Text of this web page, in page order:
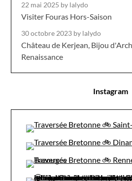
22 mai 2025 by lalydo
Visiter Fouras Hors-Saison
30 octobre 2023 by lalydo
Château de Kerjean, Bijou
Renaissance
Instagram